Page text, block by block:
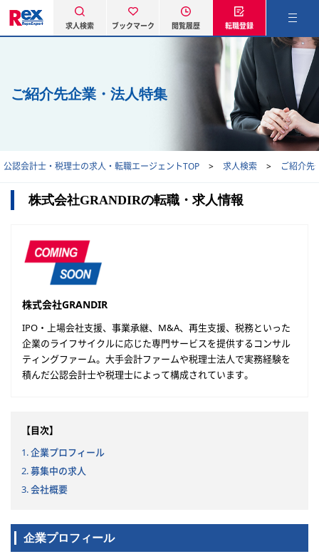
求人検索 ブックマーク 閲覧履歴 転職登録
ご紹介先企業・法人特集
公認会計士・税理士の求人・転職エージェントTOP 求人検索 ご紹介先
株式会社GRANDIRの転職・求人情報
株式会社GRANDIR
IPO・上場会社支援、事業承継、M&A、再生支援、税務といった
企業のライフサイクルに応じた専門サービスを提供するコンサル
ティングファーム。大手会計ファームや税理士法人で実務経験を
積んだ公認会計士や税理士によって構成されています。
【目次】
1. 企業プロフィール
2. 募集中の求人
3. 会社概要
企業プロフィール